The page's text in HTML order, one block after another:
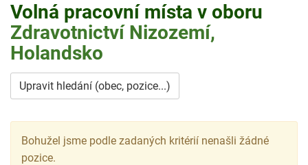
Volná pracovní místa v oboru
Zdravotnictví Nizozemí,
Holandsko
Upravit hledání (obec, pozice...)
Bohužel jsme podle zadaných kritérií nenašli žádné
pozice.